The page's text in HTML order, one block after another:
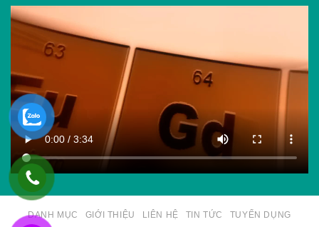
DANH MỤC GIỚI THIỆU LIÊN HỆ TIN TỨC TUYỂN DỤNG